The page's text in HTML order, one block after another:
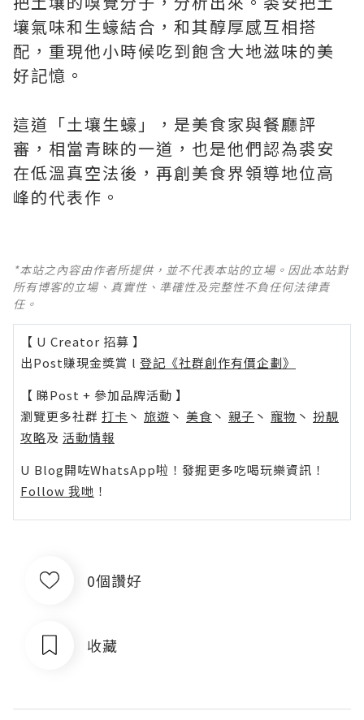
壤氣味和生蠔結合，和其醇厚感互相搭
配，重現他小時候吃到飽含大地滋味的美
好記憶。
這道「土壤生蠔」，是美食家與餐廳評
審，相當青睞的一道，也是他們認為裘安
在低溫真空法後，再創美食界領導地位高
峰的代表作。
*本站之內容由作者所提供，並不代表本站的立場。因此本站對
所有博客的立場、真實性、準確性及完整性不負任何法律責
任。
【 U Creator 招募 】
出Post賺現金獎賞 l 登記《社群創作有價企劃》
【 睇Post + 參加品牌活動 】
瀏覽更多社群 打卡 丶 旅遊 丶 美食 丶 親子 丶 寵物 丶 扮靚
攻略及 活動情報
U Blog開咗WhatsApp啦！發掘更多吃喝玩樂資訊！
Follow 我哋 ！
0個讚好
收藏